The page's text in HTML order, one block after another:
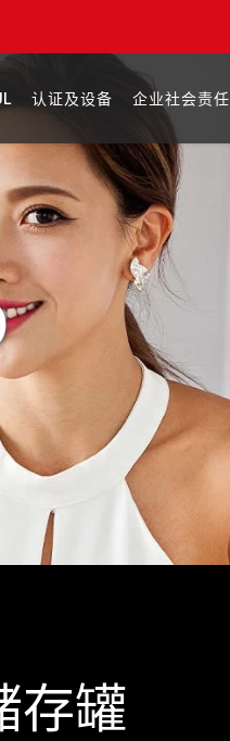
认证及设备 企业社会责任
存罐